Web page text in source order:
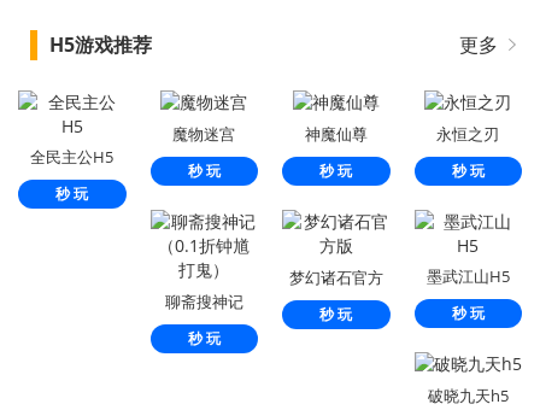
H5游戏推荐 更多
全民主公H5
秒 玩
魔物迷宫
秒 玩
神魔仙尊
秒 玩
永恒之刃
秒 玩
聊斋搜神记
（0.1折钟馗打
鬼）
秒 玩
梦幻诸石官方
版
秒 玩
墨武江山H5
秒 玩
破晓九天h5